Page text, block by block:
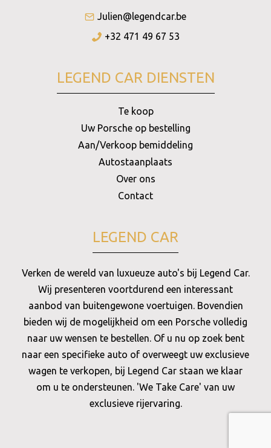
Julien@legendcar.be
+32 471 49 67 53
LEGEND CAR DIENSTEN
Te koop
Uw Porsche op bestelling
Aan/Verkoop bemiddeling
Autostaanplaats
Over ons
Contact
LEGEND CAR
Verken de wereld van luxueuze auto's bij Legend Car.
Wij presenteren voortdurend een interessant
aanbod van buitengewone voertuigen. Bovendien
bieden wij de mogelijkheid om een Porsche volledig
naar uw wensen te bestellen. Of u nu op zoek bent
naar een specifieke auto of overweegt uw exclusieve
wagen te verkopen, bij Legend Car staan we klaar
om u te ondersteunen. 'We Take Care' van uw
exclusieve rijervaring.